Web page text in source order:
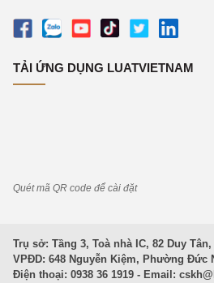
TẢI ỨNG DỤNG LUATVIETNAM
Quét mã QR code để cài đặt
Trụ sở: Tầng 3, Toà nhà IC, 82 Duy Tân,
VPĐD: 648 Nguyễn Kiệm, Phường Đức
Điện thoại: 0938 36 1919 - Email: